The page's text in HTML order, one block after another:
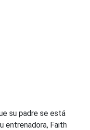
su padre se está
entrenadora, Faith